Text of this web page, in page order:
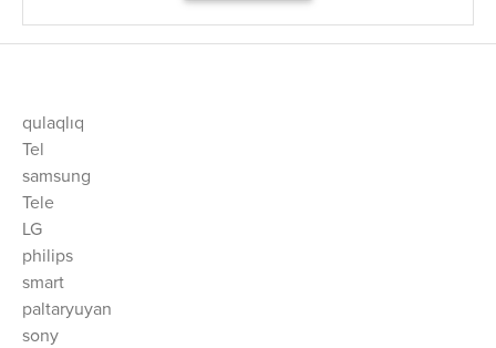
qulaqlıq
Tel
samsung
Tele
LG
philips
smart
paltaryuyan
sony